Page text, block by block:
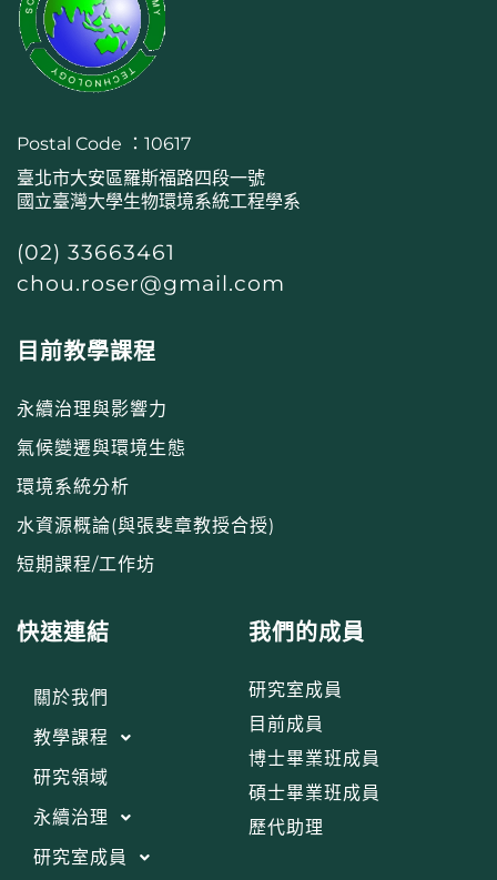
Postal Code ：10617
臺北市大安區羅斯福路四段一號
國立臺灣大學生物環境系統工程學系
(02) 33663461
chou.roser@gmail.com
目前教學課程
永續治理與影響力
氣候變遷與環境生態
環境系統分析
水資源概論(與張斐章教授合授)
短期課程/工作坊
快速連結
關於我們
教學課程
研究領域
永續治理
研究室成員
我們的成員
研究室成員
目前成員
博士畢業班成員
碩士畢業班成員
歷代助理